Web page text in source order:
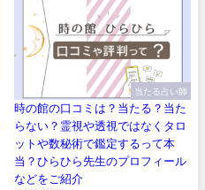
当たる占い師
時の館の口コミは？当たる？当た
らない？霊視や透視ではなくタロ
ットや数秘術で鑑定するって本
当？ひらひら先生のプロフィール
などをご紹介